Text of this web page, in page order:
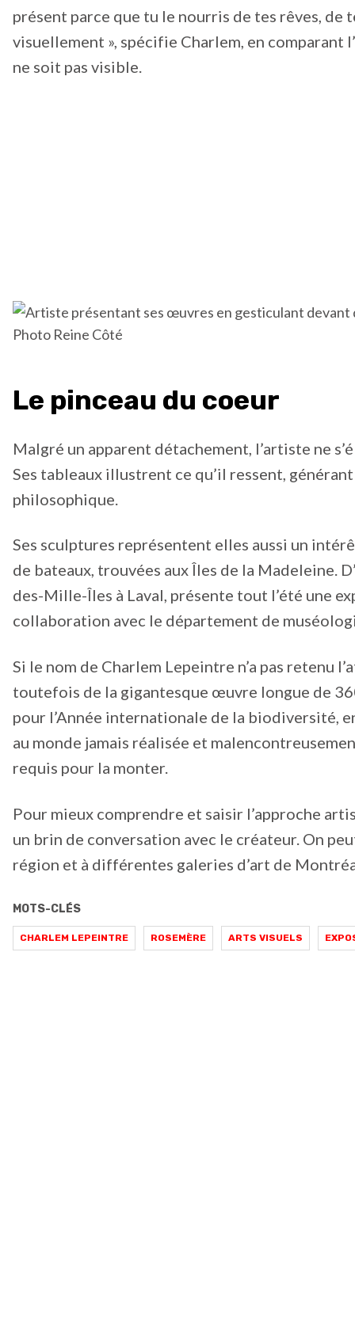
présent parce que tu le nourris de tes rêves,
visuellement », spécifie Charlem, en comparant
ne soit pas visible.
Photo Reine Côté
Le pinceau du coeur
Malgré un apparent détachement, l’artiste ne
Ses tableaux illustrent ce qu’il ressent,
philosophique.
Ses sculptures représentent elles aussi un
de bateaux, trouvées aux Îles de la Madeleine.
des-Mille-Îles à Laval, présente tout l’été une
collaboration avec le département de
Si le nom de Charlem Lepeintre n’a pas retenu
toutefois de la gigantesque œuvre longue de
pour l’Année internationale de la biodiversité,
au monde jamais réalisée et
requis pour la monter.
Pour mieux comprendre et saisir l’approche
un brin de conversation avec le créateur. On
région et à différentes galeries d’art de
MOTS-CLÉS
CHARLEM LEPEINTRE ROSEMÈRE ARTS VISUELS